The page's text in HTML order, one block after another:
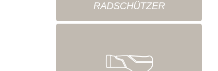
RADSCHÜTZER